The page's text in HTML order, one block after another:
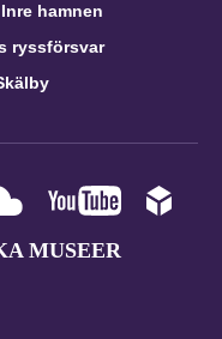
hamnen
ryssförsvar
MUSEER